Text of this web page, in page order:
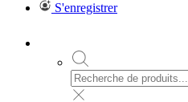
S'enregistrer